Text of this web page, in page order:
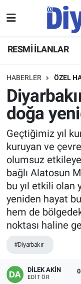
RESMİ İLANLAR
HABERLER ÖZEL
doğa
Geçtiğimiz yıl
kuruyan ve
olumsuz
bağlı Alatosun
bu yıl etkili olan
yeniden hayat
hem de
noktası haline
#Diyarbakır
DİLEK AKİN
EDITÖR
ASAYİŞ
DİYARBAKIR
EKONOMİ
GÜNDEM
BÖLGE
DÜNYA
KÜLTÜR
EĞİTİM
ÖZEL HABER
Hava Durumu
Namaz
Trafik Durumu
Süper Lig
Tüm Manşetler
Son Dakika
Haber Arşivi